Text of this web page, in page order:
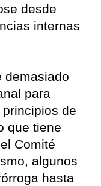
desde
internas
demasiado
para
de
que tiene
Comité
algunos
hasta